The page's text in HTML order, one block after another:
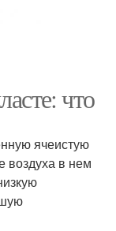
что
ячеистую
воздуха в нем